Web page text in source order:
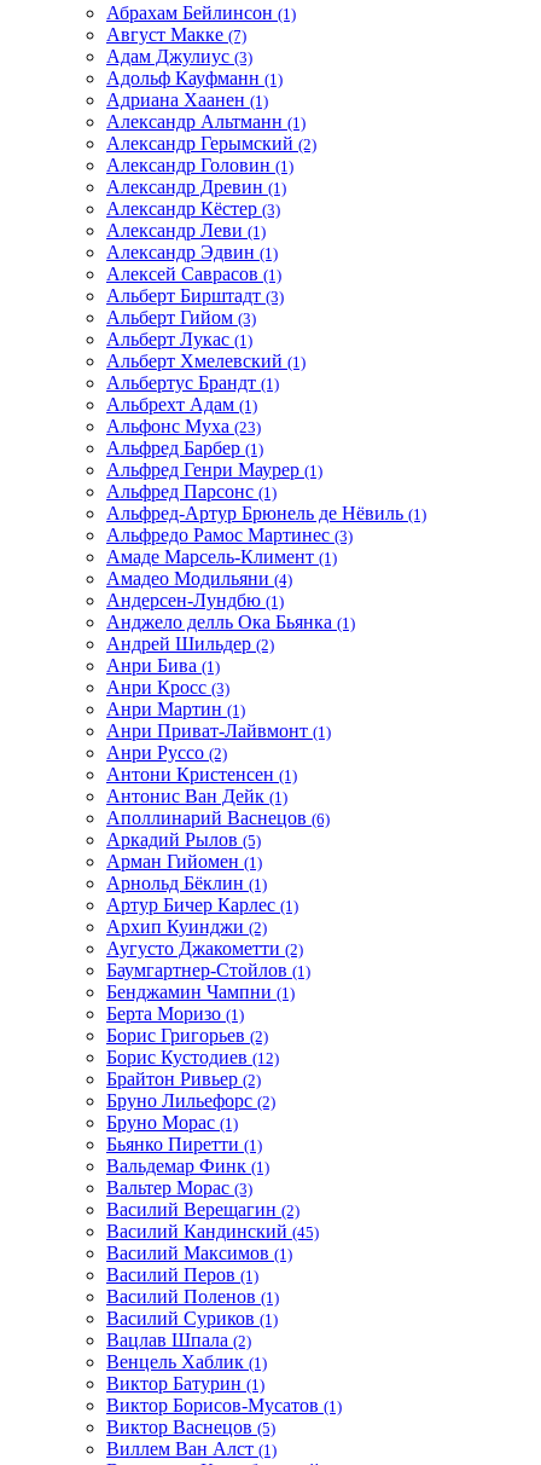
Абрахам Бейлинсон (1)
Август Макке (7)
Адам Джулиус (3)
Адольф Кауфманн (1)
Адриана Хаанен (1)
Александр Альтманн (1)
Александр Герымский (2)
Александр Головин (1)
Александр Древин (1)
Александр Кёстер (3)
Александр Леви (1)
Александр Эдвин (1)
Алексей Саврасов (1)
Альберт Бирштадт (3)
Альберт Гийом (3)
Альберт Лукас (1)
Альберт Хмелевский (1)
Альбертус Брандт (1)
Альбрехт Адам (1)
Альфонс Муха (23)
Альфред Барбер (1)
Альфред Генри Маурер (1)
Альфред Парсонс (1)
Альфред-Артур Брюнель де Нёвиль (1)
Альфредо Рамос Мартинес (3)
Амаде Марсель-Климент (1)
Амадео Модильяни (4)
Андерсен-Лундбю (1)
Анджело делль Ока Бьянка (1)
Андрей Шильдер (2)
Анри Бива (1)
Анри Кросс (3)
Анри Мартин (1)
Анри Приват-Лайвмонт (1)
Анри Руссо (2)
Антони Кристенсен (1)
Антонис Ван Дейк (1)
Аполлинарий Васнецов (6)
Аркадий Рылов (5)
Арман Гийомен (1)
Арнольд Бёклин (1)
Артур Бичер Карлес (1)
Архип Куинджи (2)
Аугусто Джакометти (2)
Баумгартнер-Стойлов (1)
Бенджамин Чампни (1)
Берта Моризо (1)
Борис Григорьев (2)
Борис Кустодиев (12)
Брайтон Ривьер (2)
Бруно Лильефорс (2)
Бруно Морас (1)
Бьянко Пиретти (1)
Вальдемар Финк (1)
Вальтер Морас (3)
Василий Верещагин (2)
Василий Кандинский (45)
Василий Максимов (1)
Василий Перов (1)
Василий Поленов (1)
Василий Суриков (1)
Вацлав Шпала (2)
Венцель Хаблик (1)
Виктор Батурин (1)
Виктор Борисов-Мусатов (1)
Виктор Васнецов (5)
Виллем Ван Алст (1)